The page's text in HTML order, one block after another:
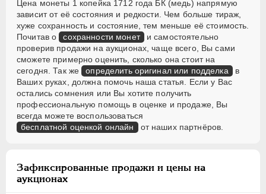
Цена монеты 1 копейка 1712 года БК (медь) напрямую
зависит от её состояния и редкости. Чем больше тираж,
хуже сохранность и состояние, тем меньше её стоимость.
Почитав о сохранности монет и самостоятельно
проверив продажи на аукционах, чаще всего, Вы сами
сможете примерно оценить, сколько она стоит на
сегодня. Так же определить оригинал или подделка в
Ваших руках, должна помочь наша статья. Если у Вас
остались сомнения или Вы хотите получить
профессиональную помощь в оценке и продаже, Вы
всегда можете воспользоваться
бесплатной оценкой онлайн от наших партнёров.
Зафиксированные продажи и цены на
аукционах